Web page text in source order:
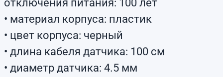
отключения питания: 100 лет
• материал корпуса: пластик
• цвет корпуса: черный
• длина кабеля датчика: 100 см
• диаметр датчика: 4.5 мм